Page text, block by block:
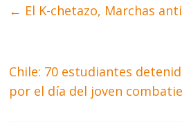
← El K-chetazo, Marchas
Chile: 70 estudiantes
por el día del joven